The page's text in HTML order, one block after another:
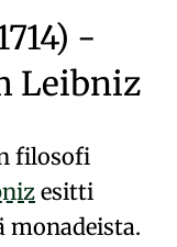
-
Leibniz
filosofi
esitti
.